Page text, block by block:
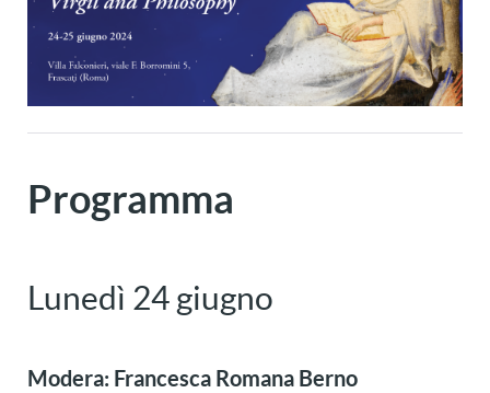
Programma
Lunedì 24 giugno
Modera: Francesca Romana Berno